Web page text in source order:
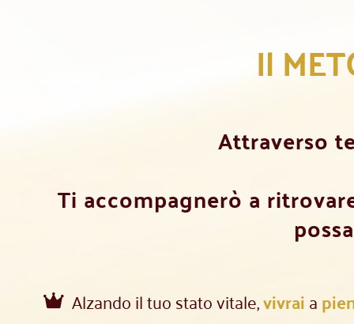
Il
Attraverso
Ti accompagnerò a
Alzando il tuo stato vitale,vivraia